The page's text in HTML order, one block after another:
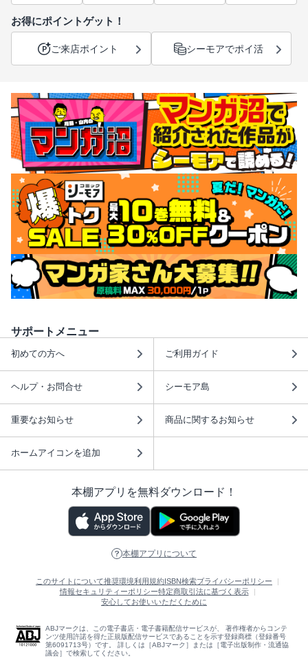
お得にポイントゲット！
ご来店ポイント シーモアでポイ活
サポートメニュー
初めての方へ ご利用ガイド
ヘルプ・お問合せ シーモア島
重要なお知らせ 商品に関するお知らせ
ホームアイコンを追加
本棚アプリを無料ダウンロード！
本棚アプリについて
このサイトについて推奨環境利用規約 ISBN検索プライバシーポリシー
情報セキュリティーポリシー特定商取引法に基づく表示
安心してお使いいただくために
ABJマークは、この電子書店・電子書籍配信サービスが、 著作権者からコンテ
ンツ使用許諾を得た正規版配信サービスであることを示す登録商標（登録番号
第6091713号）です。 詳しくは［ABJマーク］または［電子出版制作・流通協
議会］で検索してください。